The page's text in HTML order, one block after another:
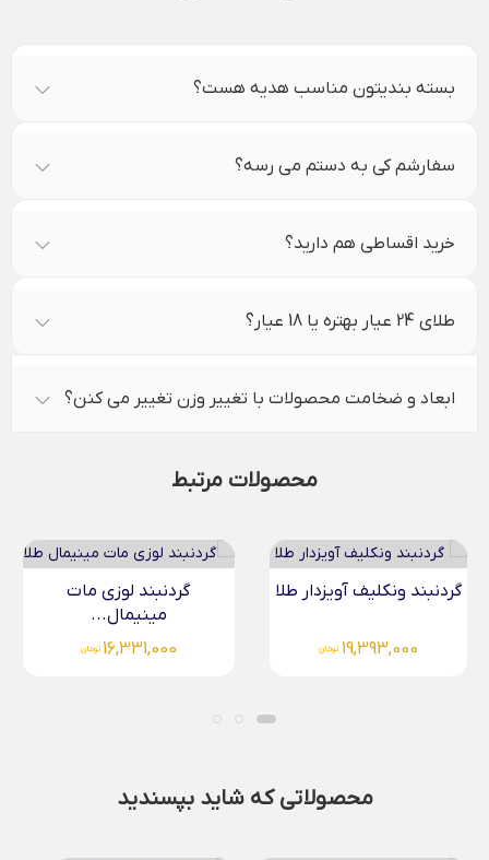
بسته بندیتون مناسب هدیه هست؟
سفارشم کی به دستم می رسه؟
خرید اقساطی هم دارید؟
طلای 24 عیار بهتره یا 18 عیار؟
ابعاد و ضخامت محصولات با تغییر وزن تغییر می کنن؟
محصولات مرتبط
گردنبند لوزی مات
16,331,000
گردنبند لوزی مینیمال طلا
15,566,000 تومان
محصولاتی که شاید بپسندید